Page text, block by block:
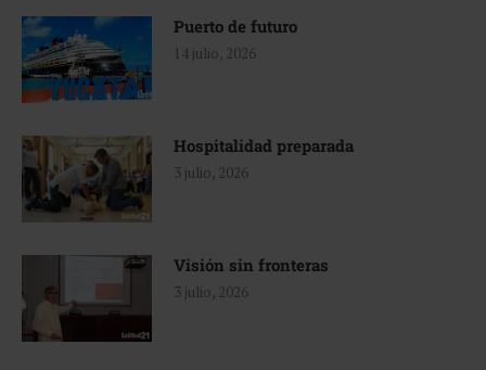
Puerto de futuro
14 julio, 2026
Hospitalidad preparada
3 julio, 2026
Visión sin fronteras
3 julio, 2026